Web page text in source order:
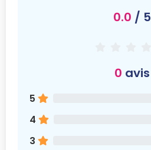
0.0 / 5
0 avis
5
4
3